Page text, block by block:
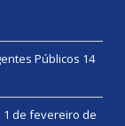
Públicos 14
1 de fevereiro de